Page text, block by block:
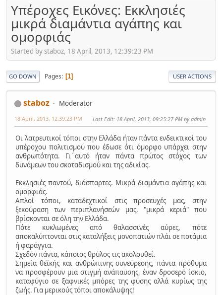
Υπέροχες Εικόνες: Εκκλησιές
μικρά διαμάντια αγάπης και
ομορφιάς
Started by staboz, 18 April, 2013, 12:39:23 PM
GO DOWN Pages 1 USER ACTIONS
staboz Moderator
18 April, 2013, 12:39:23 PM Last Edit: 18 April, 2013, 09:25:27 PM by admin
Οι λατρευτικοί τόποι στην Ελλάδα ήταν πάντα ενδεικτικοί του
υπέροχου πολιτισμού που έδωσε ότι όμορφο υπάρχει στην
ανθρωπότητα. Γι΄αυτό ήταν πάντα πρώτος στόχος των
δυνάμεων του σκοταδισμού και της αδικίας.
Εκκλησιές παντού, διάσπαρτες. Μικρά διαμάντια αγάπης και
ομορφιάς.
Απλοί τόποι, καταδεχτικοί στις προσευχές μας, στην
ξεκούραση των περιπλανήσεών μας, "μικρά κεριά" που
βρίσκονται σε όλη την Ελλάδα.
Πότε κυκλωμένες από θαλασσινές αύρες, πότε
αποκαλύπτονται στις καταλήξεις μονοπατιών πλάι σε ποτάμια
ή φαράγγια.
Σχεδόν πάντα, κάποιος θρύλος τις ακολουθεί.
Σημεία θεϊκής και ανθρώπινης συνεύρεσης, πάντα πρόθυμα
να προσφέρουν μια στιγμή ανάπαυσης, έναν δροσερό ίσκιο,
καταφύγιο σε ξαφνικές μπόρες της φύσης αλλά κυρίως της
ζωής. Για μερικούς τόποι αποκάλυψης!